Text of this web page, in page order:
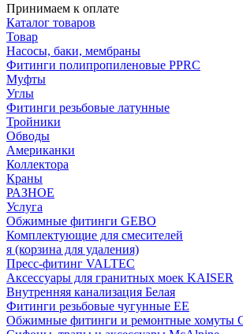
Принимаем к оплате
Каталог товаров
Товар
Насосы, баки, мембраны
Фитинги полипропиленовые PPRC
Муфты
Углы
Фитинги резьбовые латунные
Тройники
Обводы
Американки
Коллектора
Краны
РАЗНОЕ
Услуга
Обжимные фитинги GEBO
Комплектующие для смесителей
я (корзина для удаления)
Пресс-фитинг VALTEC
Аксессуары для гранитных моек KAISER
Внутренняя канализация Белая
Фитинги резьбовые чугунные EE
Обжимные фитинги и ремонтные